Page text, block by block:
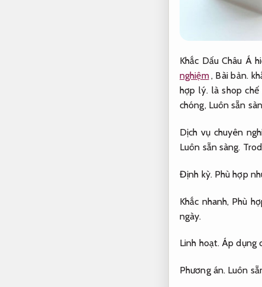
Khắc Dấu Châu Á
nghiệm, Bài bản.
hợp lý. là shop
chóng, Luôn sẵn
Dịch vụ chuyên
Luôn sẵn sàng.
Định kỳ. Phù hợp
Khắc nhanh, Phù
ngày.
Linh hoạt. Áp dụng
Phương án. Luôn